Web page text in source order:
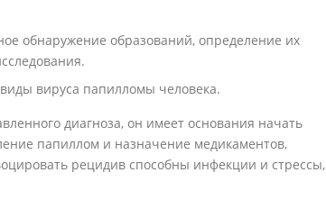
обнаружение образований, определение их
вируса папилломы человека.
диагноза, он имеет основания начать
папиллом и назначение медикаментов,
рецидив способны инфекции и стрессы,